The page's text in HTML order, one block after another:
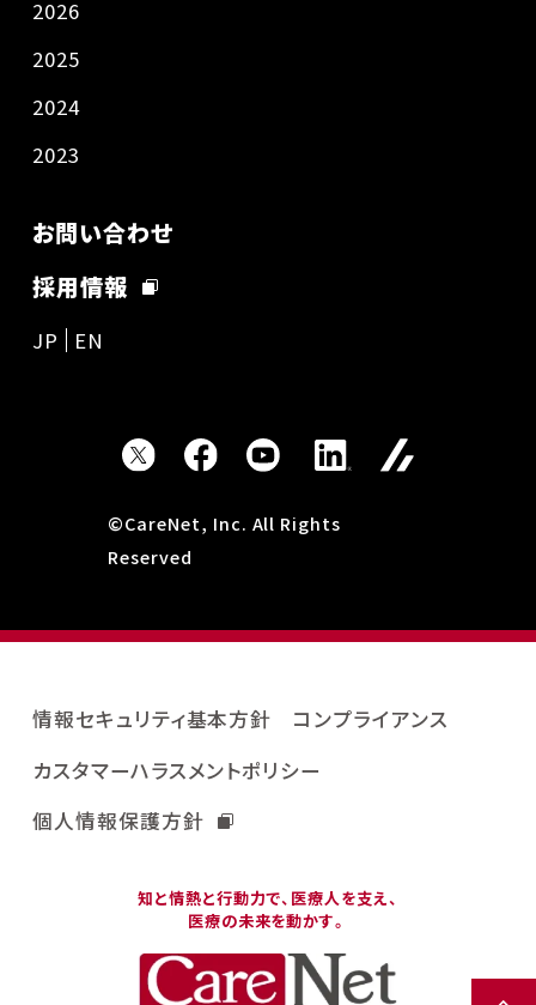
2026
2025
2024
2023
お問い合わせ
採用情報
JP EN
©CareNet, Inc. All Rights
Reserved
知と情熱と行動力で、医療人を支え、
医療の未来を動かす。
情報セキュリティ基本方針
コンプライアンス
カスタマーハラスメントポリシー
個人情報保護方針